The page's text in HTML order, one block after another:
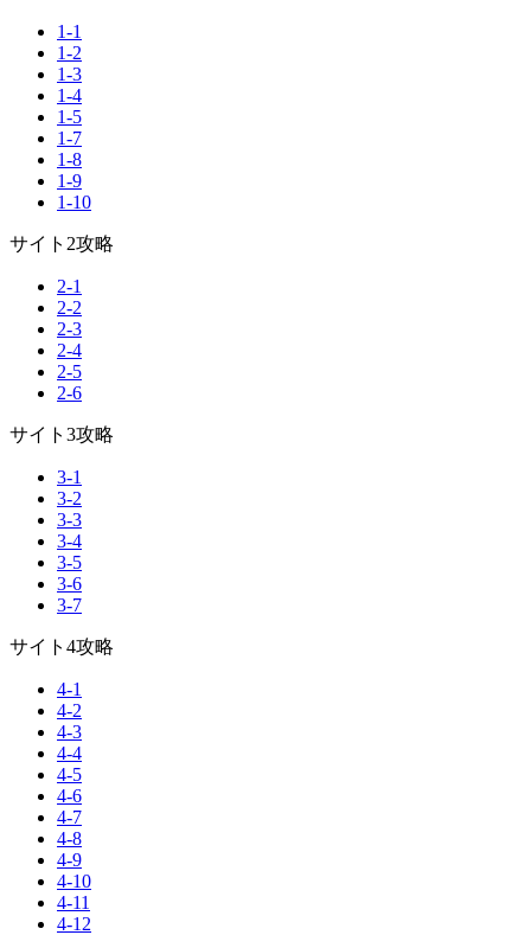
1-1
1-2
1-3
1-4
1-5
1-7
1-8
1-9
1-10
サイト2攻略
2-1
2-2
2-3
2-4
2-5
2-6
サイト3攻略
3-1
3-2
3-3
3-4
3-5
3-6
3-7
サイト4攻略
4-1
4-2
4-3
4-4
4-5
4-6
4-7
4-8
4-9
4-10
4-11
4-12